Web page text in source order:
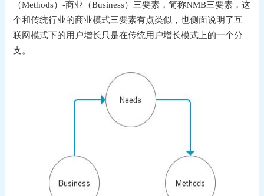
（Methods）-商业（Business）三要素，简称NMB三要素，这
个和传统行业的商业模式三要素有点类似，也侧面说明了互
联网模式下的用户增长只是在传统用户增长模式上的一个分
支。